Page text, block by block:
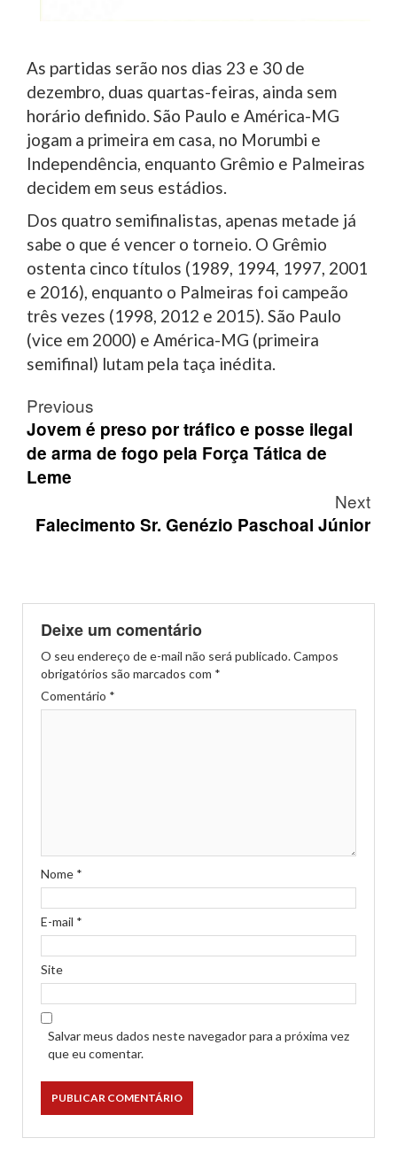
As partidas serão nos dias 23 e 30 de
dezembro, duas quartas-feiras, ainda sem
horário definido. São Paulo e América-MG
jogam a primeira em casa, no Morumbi e
Independência, enquanto Grêmio e Palmeiras
decidem em seus estádios.
Dos quatro semifinalistas, apenas metade já
sabe o que é vencer o torneio. O Grêmio
ostenta cinco títulos (1989, 1994, 1997, 2001
e 2016), enquanto o Palmeiras foi campeão
três vezes (1998, 2012 e 2015). São Paulo
(vice em 2000) e América-MG (primeira
semifinal) lutam pela taça inédita.
Post
navigation
Previous
Jovem é preso por tráfico e posse ilegal
de arma de fogo pela Força Tática de
Leme
Next
Falecimento Sr. Genézio Paschoal Júnior
Deixe um comentário
O seu endereço de e-mail não será publicado.Campos
obrigatórios são marcados com *
Comentário *
Nome *
E-mail *
Site
Salvar meus dados neste navegador para a próxima vez
que eu comentar.